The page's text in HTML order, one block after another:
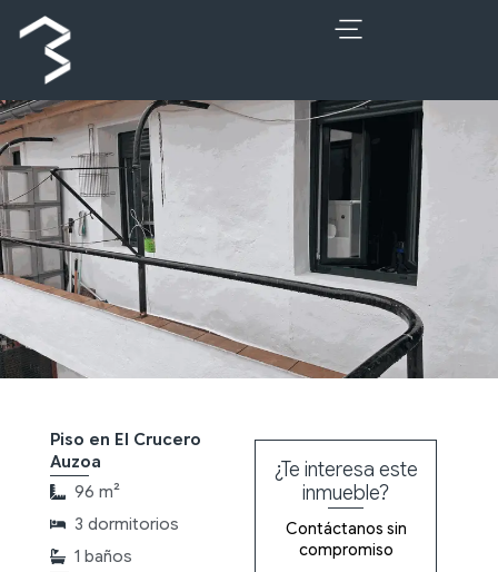
contenido
Piso en El Crucero
Auzoa
96 m²
3 dormitorios
1 baños
¿Te interesa este
inmueble?
Contáctanos sin
compromiso